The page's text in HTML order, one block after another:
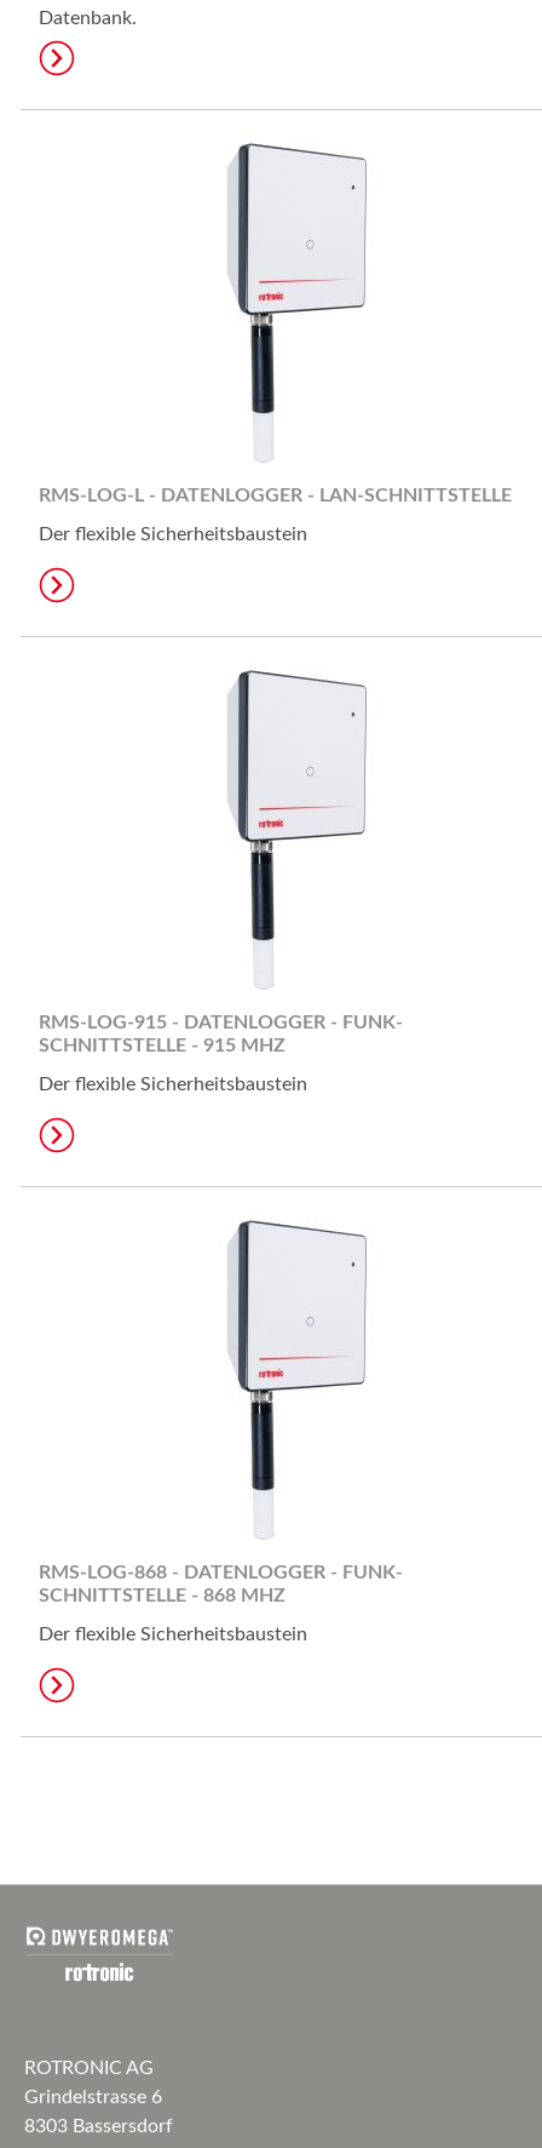
Datenbank.
RMS-LOG-L - DATENLOGGER - LAN-SCHNITTSTELLE
Der flexible Sicherheitsbaustein
RMS-LOG-915 - DATENLOGGER - FUNK-
SCHNITTSTELLE - 915 MHZ
Der flexible Sicherheitsbaustein
RMS-LOG-868 - DATENLOGGER - FUNK-
SCHNITTSTELLE - 868 MHZ
Der flexible Sicherheitsbaustein
ROTRONIC AG
Grindelstrasse 6
8303 Bassersdorf